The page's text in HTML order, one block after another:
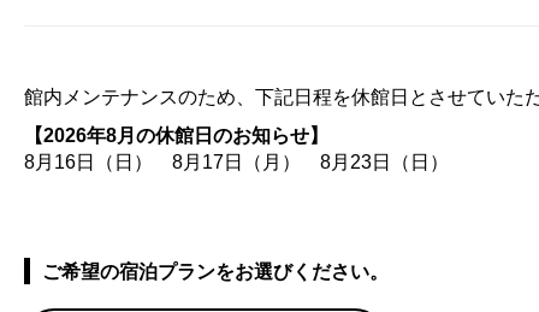
館内メンテナンスのため、下記日程を休館日とさせていた
【2026年8月の休館日のお知らせ】
8月16日（日） 8月17日（月） 8月23日（日）
ご希望の宿泊プランをお選びください。